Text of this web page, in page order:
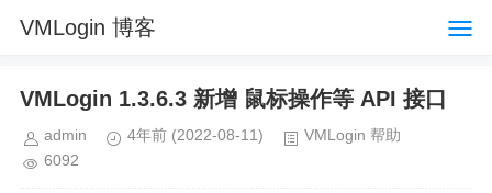
VMLogin 博客
VMLogin 1.3.6.3 新增 鼠标操作等 API 接口
admin 4年前 (2022-08-11)
VMLogin 帮助
6092